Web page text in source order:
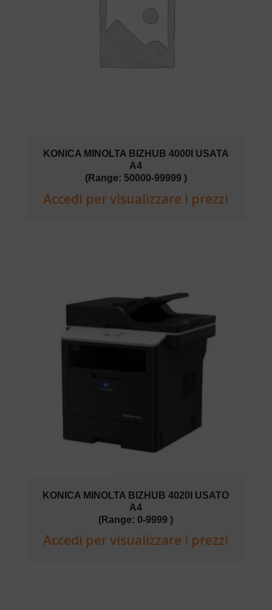
KONICA MINOLTA BIZHUB 4000I USATA
A4
(Range: 50000-99999 )
Accedi per visualizzare i prezzi
KONICA MINOLTA BIZHUB 4020I USATO
A4
(Range: 0-9999 )
Accedi per visualizzare i prezzi